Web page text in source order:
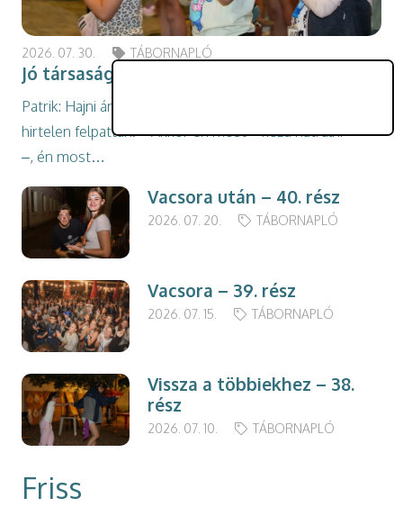
2026. 07. 30. TÁBORNAPLÓ
Jó társaság – 41. rész
Patrik: Hajni ámulva néz rám egy darabig, majd
hirtelen felpattan. – Akkor én most – kezd hátrálni
–, én most…
Vacsora után – 40. rész
2026. 07. 20. TÁBORNAPLÓ
Vacsora – 39. rész
2026. 07. 15. TÁBORNAPLÓ
Vissza a többiekhez – 38.
rész
2026. 07. 10. TÁBORNAPLÓ
Friss